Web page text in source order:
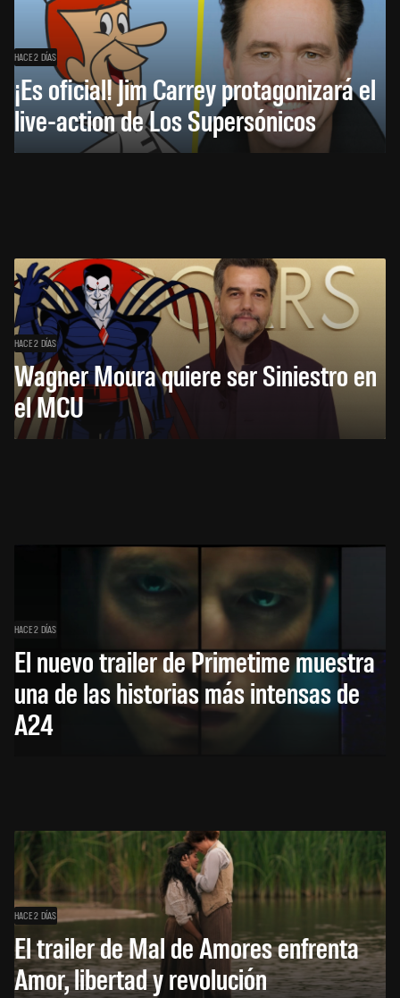
HACE 2 DÍAS
¡Es oficial! Jim Carrey protagonizará el
live-action de Los Supersónicos
HACE 2 DÍAS
Wagner Moura quiere ser Siniestro en
el MCU
HACE 2 DÍAS
El nuevo trailer de Primetime muestra
una de las historias más intensas de
A24
HACE 2 DÍAS
El trailer de Mal de Amores enfrenta
Amor, libertad y revolución